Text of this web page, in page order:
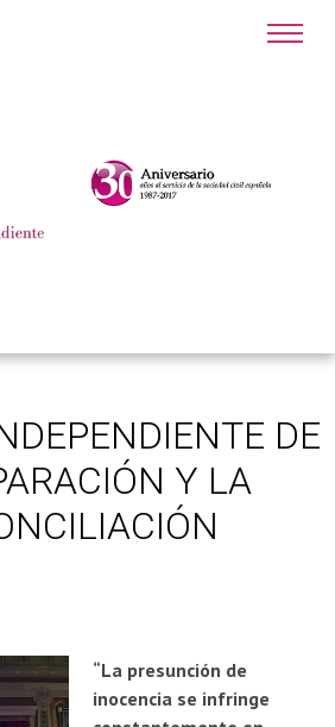
DE
Y LA
“La presunción de
inocencia se infringe